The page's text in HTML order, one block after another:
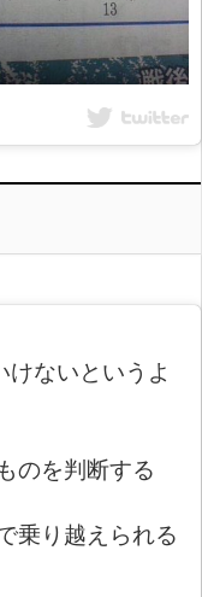
ないというよ
のを判断する
乗り越えられる